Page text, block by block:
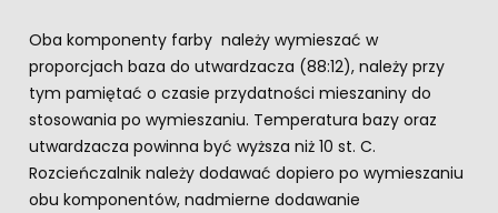
Oba komponenty farby należy wymieszać w
proporcjach baza do utwardzacza (88:12), należy przy
tym pamiętać o czasie przydatności mieszaniny do
stosowania po wymieszaniu. Temperatura bazy oraz
utwardzacza powinna być wyższa niż 10 st. C.
Rozcieńczalnik należy dodawać dopiero po wymieszaniu
obu komponentów, nadmierne dodawanie